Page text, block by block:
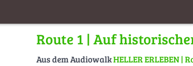
Route 1 | Auf
Aus dem AudiowalkHELLER ERLEBEN |